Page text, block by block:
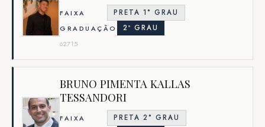
FAIXA
PRETA 1° GRAU
GRADUAÇÃO
2º GRAU
62715
BRUNO PIMENTA KALLAS
TESSANDORI
FAIXA
PRETA 2° GRAU